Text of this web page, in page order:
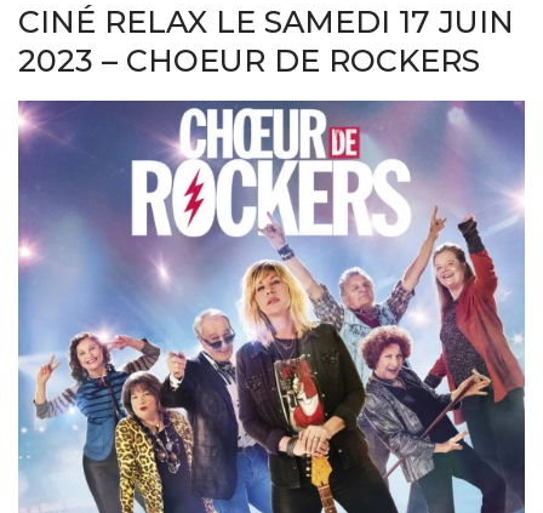
CINÉ RELAX LE SAMEDI 17 JUIN
2023 – CHOEUR DE ROCKERS